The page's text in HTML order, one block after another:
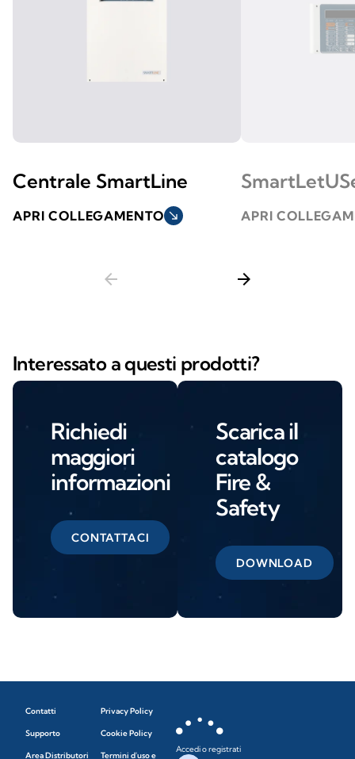
Centrale SmartLine
APRI COLLEGAMENTO south_east APRI
arrow_back arrow_forward
Interessato a questi prodotti?
Richiedi
maggiori
informazioni
CONTATTACI
Scarica il
catalogo
Fire &
Safety
DOWNLOAD
Contatti
Supporto
Area Distributori
Privacy Policy
Cookie Policy
Termini d'uso e
Accedi o registrati